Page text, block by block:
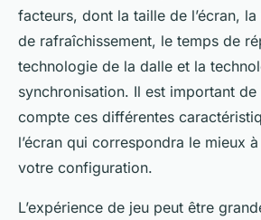
facteurs, dont la taille de l’écran,
de rafraîchissement, le temps de
technologie de la dalle et la
synchronisation. Il est important
compte ces différentes
l’écran qui correspondra le mieux
votre configuration.
L’expérience de jeu peut être